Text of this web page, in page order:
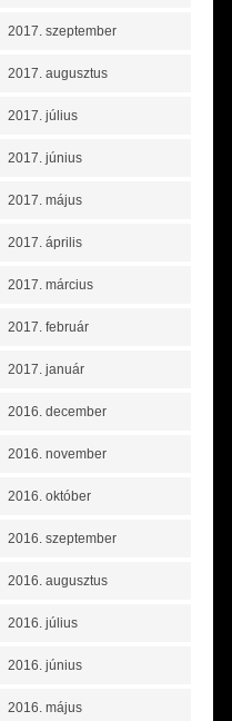
2017. szeptember
2017. augusztus
2017. július
2017. június
2017. május
2017. április
2017. március
2017. február
2017. január
2016. december
2016. november
2016. október
2016. szeptember
2016. augusztus
2016. július
2016. június
2016. május